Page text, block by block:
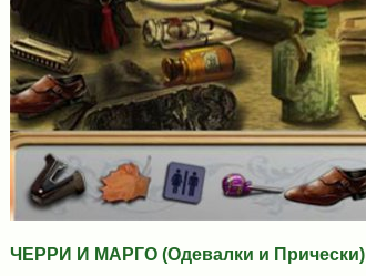
ЧЕРРИ И МАРГО (Одевалки и Прически)